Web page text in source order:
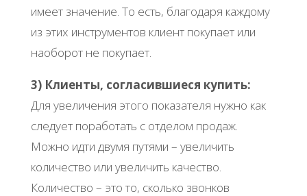
имеет значение. То есть, благодаря каждому
из этих инструментов клиент покупает или
наоборот не покупает.
3) Клиенты, согласившиеся купить:
Для увеличения этого показателя нужно как
следует поработать с отделом продаж.
Можно идти двумя путями – увеличить
количество или увеличить качество.
Количество – это то, сколько звонков